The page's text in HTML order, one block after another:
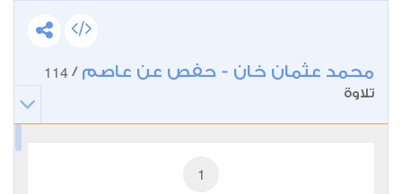
محمد عثمان خان - حفص عن عاصم /
114
تلاوة
1